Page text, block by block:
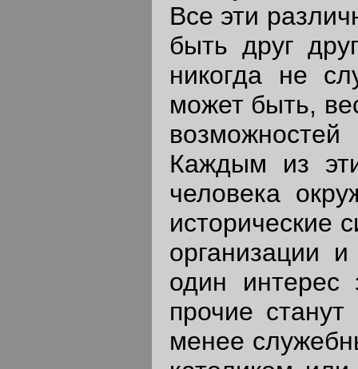
Все эти
быть друг
никогда не
может быть,
возможностей
Каждым из
человека
исторические
организации
один
прочие
менее